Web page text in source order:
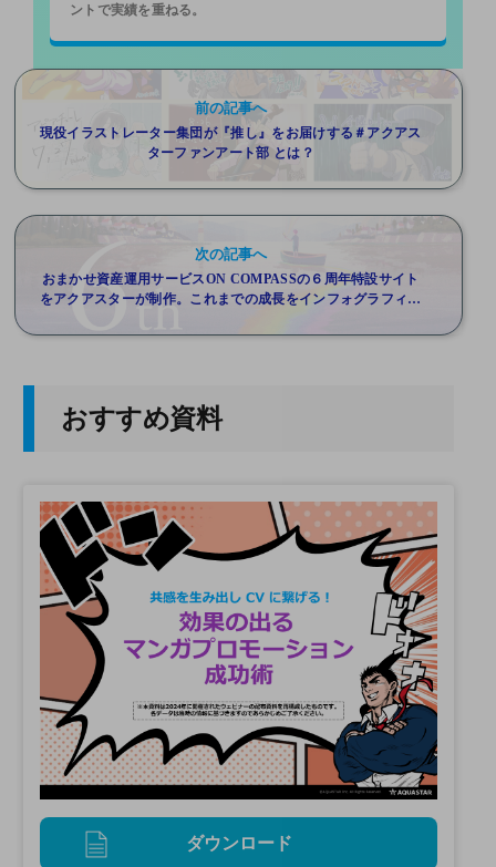
ントで実績を重ねる。
前の記事へ
現役イラストレーター集団が『推し』をお届けする＃アクアス
ターファンアート部 とは？
次の記事へ
おまかせ資産運用サービスON COMPASSの６周年特設サイト
をアクアスターが制作。これまでの成長をインフォグラフィッ
おすすめ資料
ダウンロード